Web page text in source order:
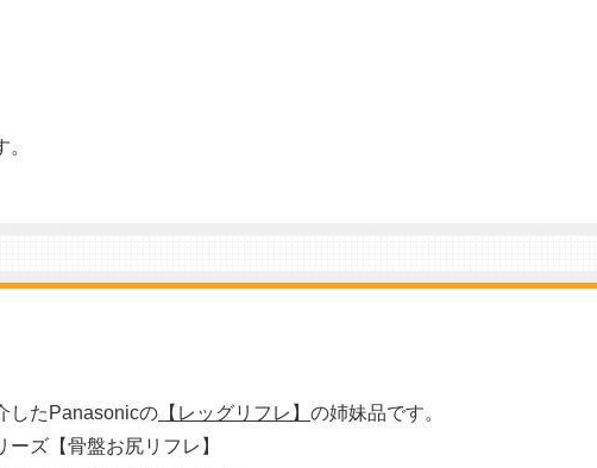
したPanasonicの 【レッグリフレ】 の姉妹品です。
ーズ【骨盤お尻リフレ】